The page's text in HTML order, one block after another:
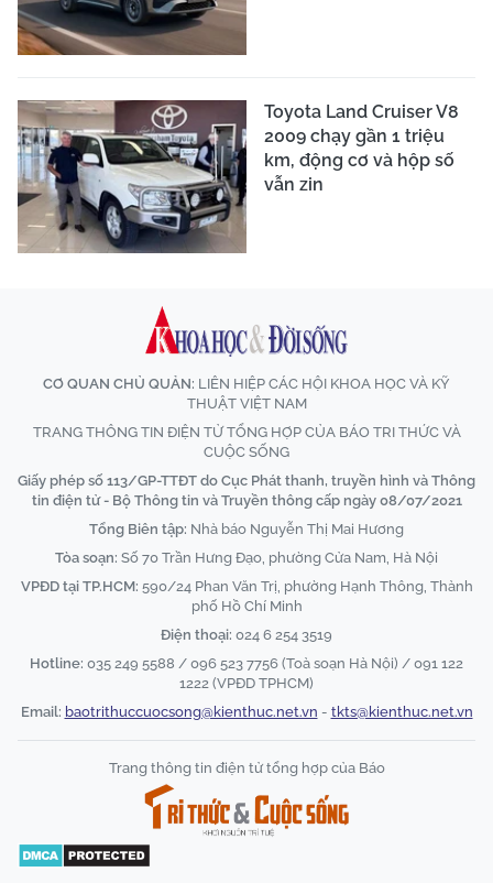
Toyota Land Cruiser V8
2009 chạy gần 1 triệu
km, động cơ và hộp số
vẫn zin
CƠ QUAN CHỦ QUẢN: LIÊN HIỆP CÁC HỘI KHOA HỌC VÀ KỸ
THUẬT VIỆT NAM
TRANG THÔNG TIN ĐIỆN TỬ TỔNG HỢP CỦA BÁO TRI THỨC VÀ
CUỘC SỐNG
Giấy phép số 113/GP-TTĐT do Cục Phát thanh, truyền hình và Thông
tin điện tử - Bộ Thông tin và Truyền thông cấp ngày 08/07/2021
Tổng Biên tập: Nhà báo Nguyễn Thị Mai Hương
Tòa soạn: Số 70 Trần Hưng Đạo, phường Cửa Nam, Hà Nội
VPĐD tại TP.HCM: 590/24 Phan Văn Trị, phường Hạnh Thông, Thành
phố Hồ Chí Minh
Điện thoại: 024 6 254 3519
Hotline: 035 249 5588 / 096 523 7756 (Toà soạn Hà Nội) / 091 122
1222 (VPĐD TPHCM)
Email: baotrithuccuocsong@kienthuc.net.vn - tkts@kienthuc.net.vn
Trang thông tin điện tử tổng hợp của Báo